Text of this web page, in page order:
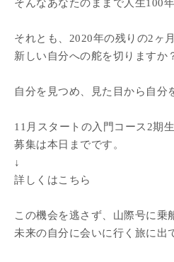
そんなあなたのままで人生100
それとも、2020年の残りの2ヶ
新しい自分への舵を切りますか
自分を見つめ、見た目から自分
11月スタートの入門コース2期
募集は本日までです。
↓
詳しくはこちら
この機会を逃さず、山際号に乗
未来の自分に会いに行く旅に出